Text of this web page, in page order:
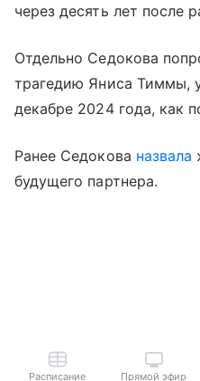
через десять лет после
Отдельно Седокова
трагедию Яниса Тиммы,
декабре 2024 года, как
Ранее Седокова назвала
будущего партнера.
Расписание Прямой эфир